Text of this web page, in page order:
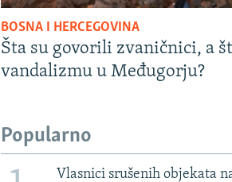
BOSNA I HERCEGOVINA
Šta su govorili zvaničnici, a
vandalizmu u Međugorju?
Popularno
Vlasnici srušenih objekata